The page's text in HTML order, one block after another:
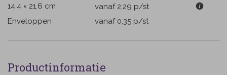
14.4 × 21.6 cm
vanaf 2,29 p/st
Enveloppen
vanaf 0,35 p/st
Productinformatie